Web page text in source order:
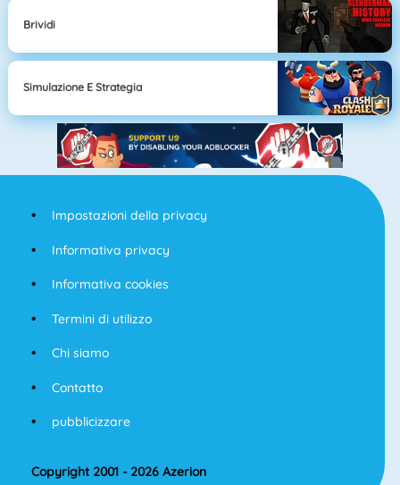
Brividi
Simulazione E Strategia
Impostazioni della privacy
Informativa privacy
Informativa cookies
Termini di utilizzo
Chi siamo
Contatto
pubblicizzare
Copyright 2001 - 2026 Azerion